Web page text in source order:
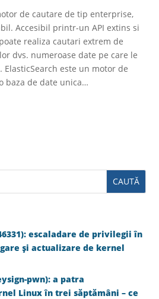
de cautare de tip enterprise,
Accesibil printr-un API extins si
realiza cautari extrem de
dvs. numeroase date pe care le
este un motor de
baza de date unica…
escaladare de privilegii în
și actualizare de kernel
pwn): a patra
Linux în trei săptămâni – ce